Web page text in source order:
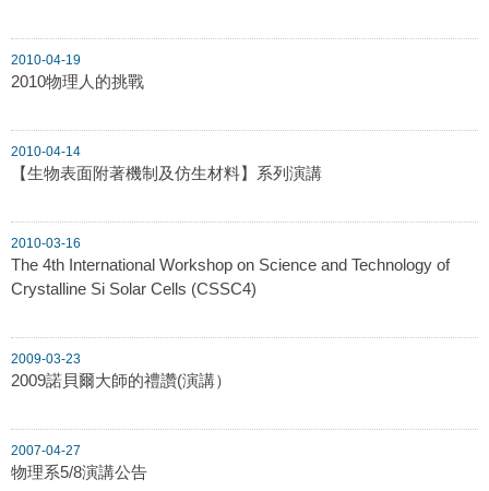
2010-04-19
2010物理人的挑戰
2010-04-14
【生物表面附著機制及仿生材料】系列演講
2010-03-16
The 4th International Workshop on Science and Technology of
Crystalline Si Solar Cells (CSSC4)
2009-03-23
2009諾貝爾大師的禮讚(演講）
2007-04-27
物理系5/8演講公告